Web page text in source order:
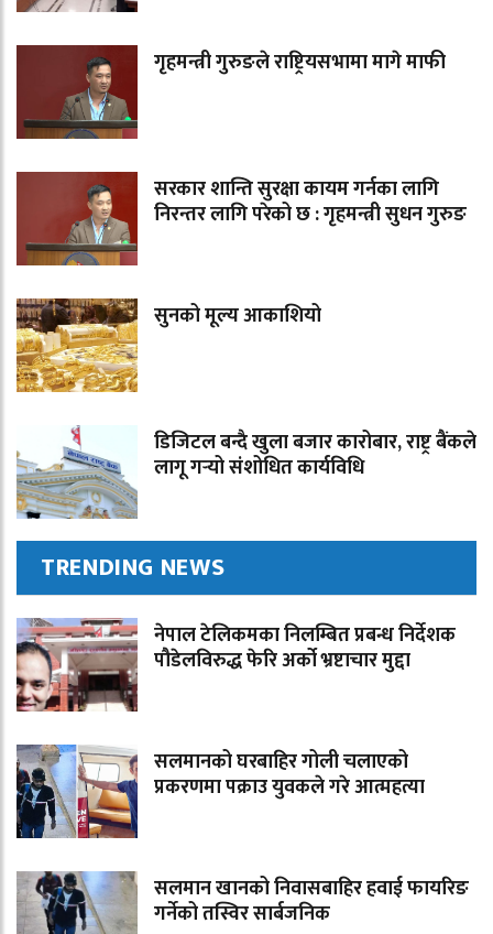
गृहमन्त्री गुरुङले राष्ट्रियसभामा मागे माफी
सरकार शान्ति सुरक्षा कायम गर्नका लागि
निरन्तर लागि परेको छ : गृहमन्त्री सुधन गुरुङ
सुनको मूल्य आकाशियो
डिजिटल बन्दै खुला बजार कारोबार, राष्ट्र बैंकले
लागू गर्‍यो संशोधित कार्यविधि
TRENDING NEWS
नेपाल टेलिकमका निलम्बित प्रबन्ध निर्देशक
पौडेलविरुद्ध फेरि अर्को भ्रष्टाचार मुद्दा
सलमानको घरबाहिर गोली चलाएको
प्रकरणमा पक्राउ युवकले गरे आत्महत्या
सलमान खानको निवासबाहिर हवाई फायरिङ
गर्नेको तस्विर सार्बजनिक